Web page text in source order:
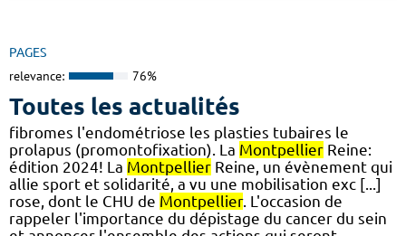
PAGES
relevance: 76%
Toutes les actualités
fibromes l'endométriose les plasties tubaires le
prolapus (promontofixation). La Montpellier Reine:
édition 2024! La Montpellier Reine, un évènement qui
allie sport et solidarité, a vu une mobilisation exc [...]
rose, dont le CHU de Montpellier. L'occasion de
rappeler l'importance du dépistage du cancer du sein